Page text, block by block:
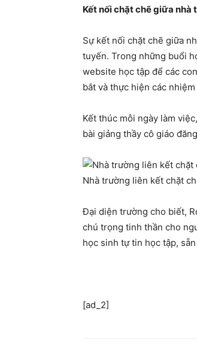
Kết nối chặt chẽ giữa nhà
Sự kết nối chặt chẽ giữa
tuyến. Trong những buổi
website học tập để các
bắt và thực hiện các
Kết thúc mỗi ngày làm
bài giảng thầy cô giáo
Nhà trường liên kết chặt
Đại diện trường cho biết,
chú trọng tinh thần cho
học sinh tự tin học tập,
[ad_2]